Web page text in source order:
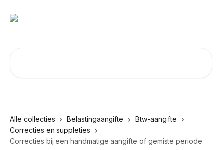
Alle collecties Belastingaangifte
Btw-aangifte
Correcties en suppleties
Correcties bij een handmatige aangifte of gemiste periode